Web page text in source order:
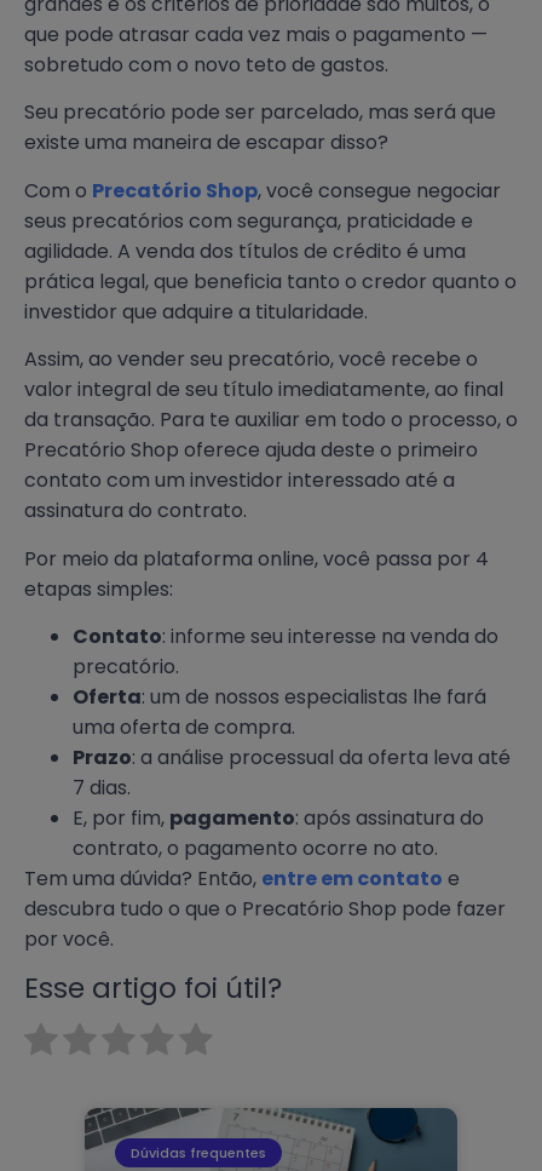
que pode atrasar cada vez mais o pagamento —
sobretudo com o novo teto de gastos.
Seu precatório pode ser parcelado, mas será que
existe uma maneira de escapar disso?
Com o Precatório Shop, você consegue negociar
seus precatórios com segurança, praticidade e
agilidade. A venda dos títulos de crédito é uma
prática legal, que beneficia tanto o credor quanto o
investidor que adquire a titularidade.
Assim, ao vender seu precatório, você recebe o
valor integral de seu título imediatamente, ao final
da transação. Para te auxiliar em todo o processo, o
Precatório Shop oferece ajuda deste o primeiro
contato com um investidor interessado até a
assinatura do contrato.
Por meio da plataforma online, você passa por 4
etapas simples:
Contato: informe seu interesse na venda do
precatório.
Oferta: um de nossos especialistas lhe fará
uma oferta de compra.
Prazo: a análise processual da oferta leva até
7 dias.
E, por fim, pagamento: após assinatura do
contrato, o pagamento ocorre no ato.
Tem uma dúvida? Então, entre em contato e
descubra tudo o que o Precatório Shop pode fazer
por você.
Esse artigo foi útil?
Dúvidas frequentes